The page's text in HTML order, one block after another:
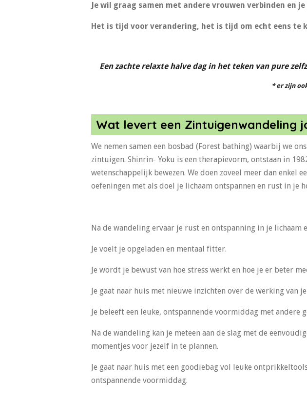
Je wil graag samen met andere vrouwen verbinden en
Het is tijd voor verandering, het is tijd om echt eens te
Een zachte relaxte halve dag in het teken van pure
* er zijn
Wat levert een Zintuigenwandeling
We nemen samen een bosbad (Forest bathing) waarbij we
zintuigen. Shinrin- Yoku is een therapievorm, ontstaan in
wetenschappelijk bewezen. We doen zoveel meer dan enkel
oefeningen met als doel je lichaam ontspannen en rust in je
Na de wandeling ervaar je rust en ontspanning in je lichaam
Je voelt je opgeladen en mentaal fitter.
Je wordt je bewust van hoe stress werkt en hoe je er beter
Je gaat naar huis met nieuwe inzichten over de werking van
Je beleeft een leuke, ontspannende voormiddag met andere
Na de wandeling kan je meteen aan de slag met de
momentjes voor jezelf in te plannen.
Je gaat naar huis met een goodiebag vol leuke
ontspannende voormiddag.